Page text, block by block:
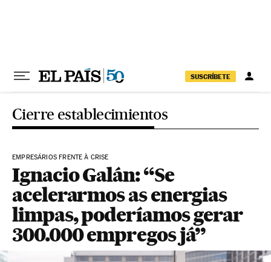
SUSCRÍBETE
Cierre establecimientos
EMPRESÁRIOS FRENTE À CRISE
Ignacio Galán: “Se
acelerarmos as energias
limpas, poderíamos gerar
300.000 empregos já”